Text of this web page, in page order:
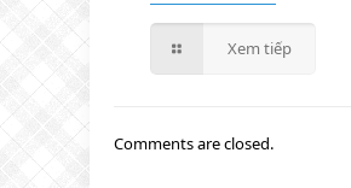
Xem tiếp
Comments are closed.